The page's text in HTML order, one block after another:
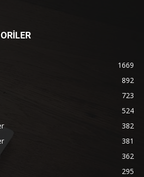
1669
892
723
524
382
381
362
295